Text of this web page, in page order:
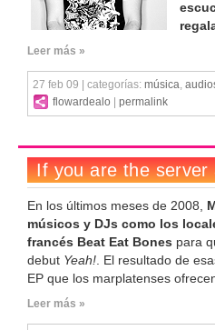
Leer más »
27 feb 09 | categorías: música,
flowardealo
permalink
En los últimos meses de 2008,
músicos y DJs como los
francés Beat Eat Bones para
debut Yeah!. El resultado de
EP que los marplatenses
Leer más »